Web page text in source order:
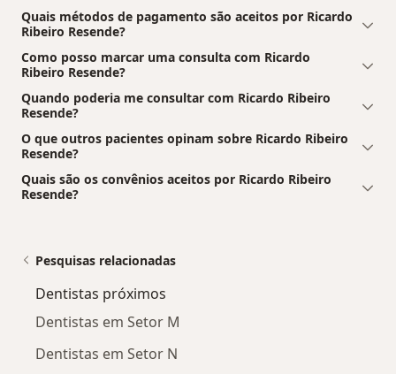
Quais métodos de pagamento são aceitos por Ricardo
Ribeiro Resende?
Como posso marcar uma consulta com Ricardo
Ribeiro Resende?
Quando poderia me consultar com Ricardo Ribeiro
Resende?
O que outros pacientes opinam sobre Ricardo Ribeiro
Resende?
Quais são os convênios aceitos por Ricardo Ribeiro
Resende?
Pesquisas relacionadas
Dentistas próximos
Dentistas em Setor M
Dentistas em Setor N